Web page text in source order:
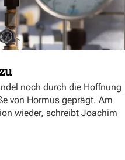
noch durch die Hoffnung
von Hormus geprägt. Am
wieder, schreibt Joachim